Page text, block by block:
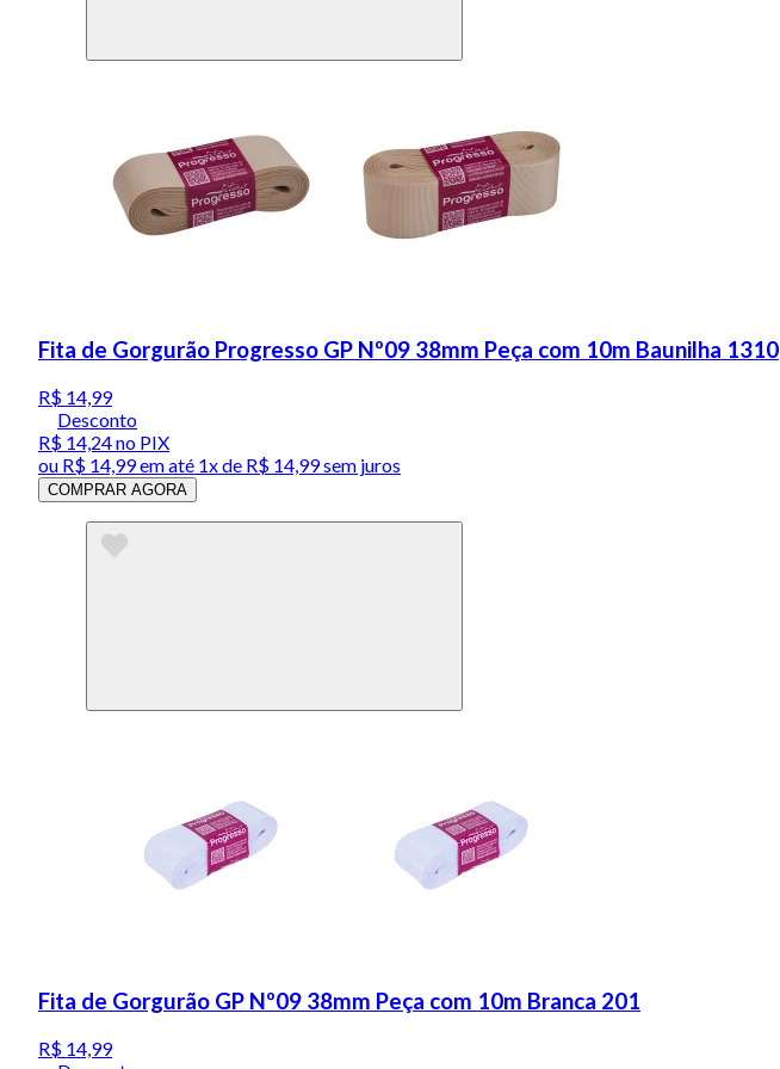
Fita de Gorgurão Progresso GP Nº09 38mm Peça com 10m Baunilha 1310
R$ 14,99
Desconto
R$ 14,24no PIX
ou R$ 14,99em até 1x de R$ 14,99sem juros
COMPRAR AGORA
Fita de Gorgurão GP Nº09 38mm Peça com 10m Branca 201
R$ 14,99